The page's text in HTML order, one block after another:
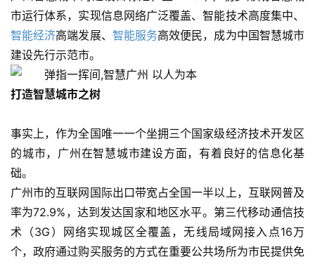
市运行体系，实现信息网络广泛覆盖、智能技术高度集中、
智能经济高端发展、 智能服务高效便民，成为中国智慧城市
建设先行示范市。
打造智慧城市之树
事实上，作为全国唯一一个坐拥三个国家级经济技术开发区
的城市，广州在智慧城市建设方面，有着良好的信息化基
础。
广州市的互联网国际出口带宽占全国一半以上，互联网普及
率为72.9%，达到发达国家和地区水平。第三代移动通信技
术（3G）网络实现城区全覆盖，无线局域网接入点16万
个，政府通过购买服务的方式在重要公共场所为市民提供免